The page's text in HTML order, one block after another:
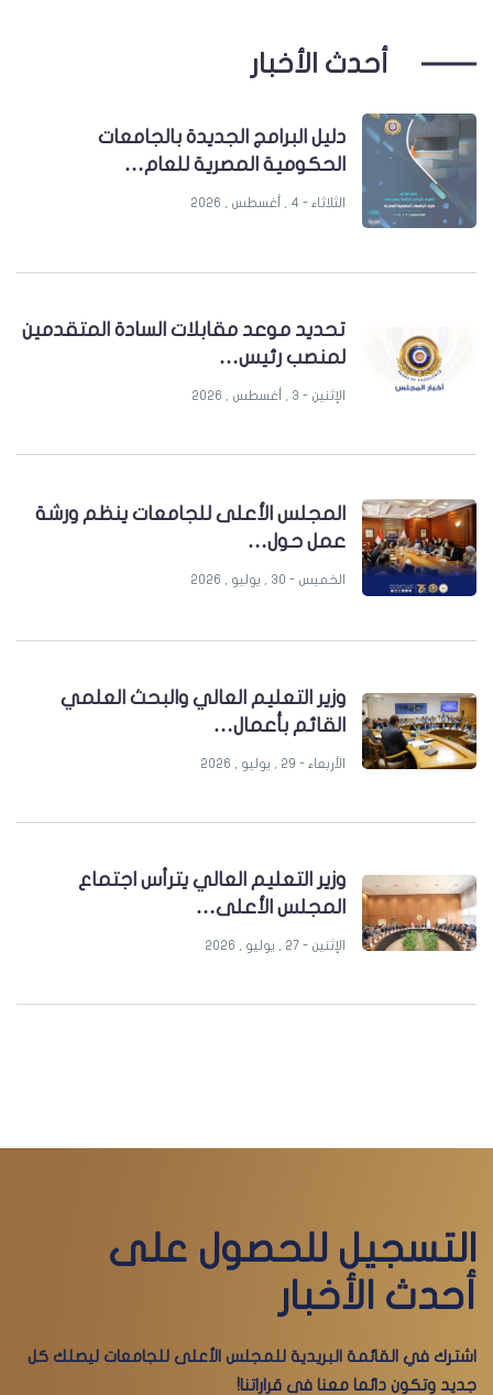
أحدث الأخبار
دليل البرامج الجديدة بالجامعات
الحكومية المصرية للعام…
الثلاثاء - 4 , أغسطس , 2026
تحديد موعد مقابلات السادة المتقدمين
لمنصب رئيس…
الإثنين - 3 , أغسطس , 2026
المجلس الأعلى للجامعات ينظم ورشة
عمل حول…
الخميس - 30 , يوليو , 2026
وزير التعليم العالي والبحث العلمي
القائم بأعمال…
الأربعاء - 29 , يوليو , 2026
وزير التعليم العالي يترأس اجتماع
المجلس الأعلى…
الإثنين - 27 , يوليو , 2026
التسجيل للحصول على
أحدث الأخبار
اشترك في القائمة البريدية للمجلس الأعلى للجامعات ليصلك كل
جديد وتكون دائما معنا فى قراراتنا!